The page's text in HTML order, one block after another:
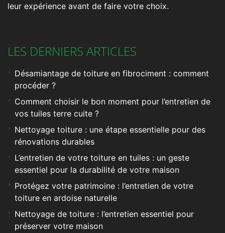
leur expérience avant de faire votre choix.
LES DERNIERS ARTICLES
Désamiantage de toiture en fibrociment : comment
procéder ?
Comment choisir le bon moment pour l’entretien de
vos tuiles terre cuite ?
Nettoyage toiture : une étape essentielle pour des
rénovations durables
L’entretien de votre toiture en tuiles : un geste
essentiel pour la durabilité de votre maison
Protégez votre patrimoine : l’entretien de votre
toiture en ardoise naturelle
Nettoyage de toiture : l’entretien essentiel pour
préserver votre maison